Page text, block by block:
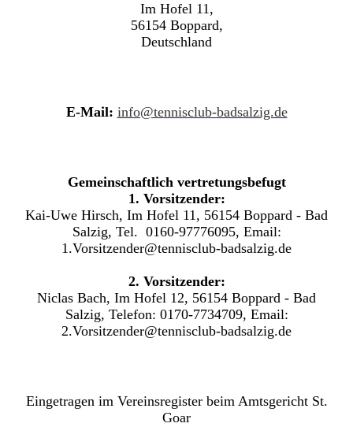
Im Hofel 11,
56154 Boppard,
Deutschland
E-Mail: info@tennisclub-badsalzig.de
Gemeinschaftlich vertretungsbefugt
1. Vorsitzender:
Kai-Uwe Hirsch, Im Hofel 11, 56154 Boppard - Bad
Salzig, Tel. 0160-97776095, Email:
1.Vorsitzender@tennisclub-badsalzig.de
2. Vorsitzender:
Niclas Bach, Im Hofel 12, 56154 Boppard - Bad
Salzig, Telefon: 0170-7734709, Email:
2.Vorsitzender@tennisclub-badsalzig.de
Eingetragen im Vereinsregister beim Amtsgericht St.
Goar